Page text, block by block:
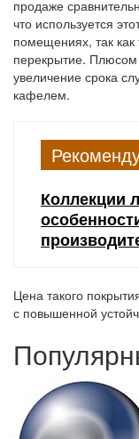
продаже
что используется
помещениях, так
перекрытие.
увеличение срока
кафелем.
Коллекции
Цена такого
с повышенной